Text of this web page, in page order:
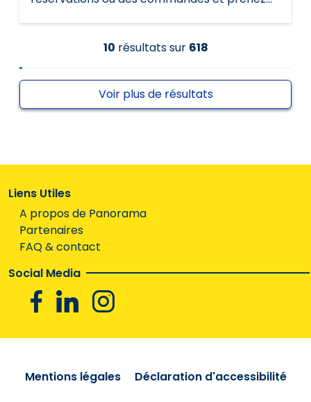
10 résultatssur 618
Voir plus de résultats
Liens Utiles
A propos de Panorama
Partenaires
FAQ & contact
Social Media
FacebookLinkedin
Mentions légales Déclaration d'accessibilité